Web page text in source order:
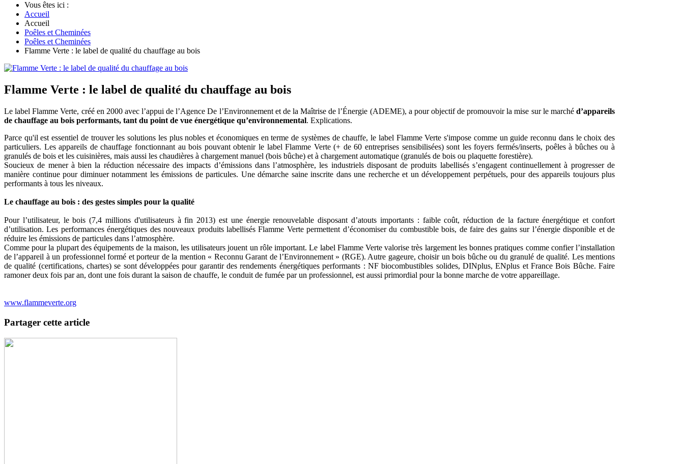
Vous êtes ici :
Accueil
Accueil
Poêles et Cheminées
Poêles et Cheminées
Flamme Verte : le label de qualité du chauffage au bois
Flamme Verte : le label de qualité du chauffage au bois
Le label Flamme Verte, créé en 2000 avec l’appui de l’Agence De l’Environnement et de la Maîtrise de l’Énergie (ADEME), a pour objectif de promouvoir la mise sur le marché d’appareils
de chauffage au bois performants, tant du point de vue énergétique qu’environnemental. Explications.
Parce qu'il est essentiel de trouver les solutions les plus nobles et économiques en terme de systèmes de chauffe, le label Flamme Verte s'impose comme un guide reconnu dans le choix des
particuliers. Les appareils de chauffage fonctionnant au bois pouvant obtenir le label Flamme Verte (+ de 60 entreprises sensibilisées) sont les foyers fermés/inserts, poêles à bûches ou à
granulés de bois et les cuisinières, mais aussi les chaudières à chargement manuel (bois bûche) et à chargement automatique (granulés de bois ou plaquette forestière).
Soucieux de mener à bien la réduction nécessaire des impacts d’émissions dans l’atmosphère, les industriels disposant de produits labellisés s’engagent continuellement à progresser de
manière continue pour diminuer notamment les émissions de particules. Une démarche saine inscrite dans une recherche et un développement perpétuels, pour des appareils toujours plus
performants à tous les niveaux.
Le chauffage au bois : des gestes simples pour la qualité
Pour l’utilisateur, le bois (7,4 millions d'utilisateurs à fin 2013) est une énergie renouvelable disposant d’atouts importants : faible coût, réduction de la facture énergétique et confort
d’utilisation. Les performances énergétiques des nouveaux produits labellisés Flamme Verte permettent d’économiser du combustible bois, de faire des gains sur l’énergie disponible et de
réduire les émissions de particules dans l’atmosphère.
Comme pour la plupart des équipements de la maison, les utilisateurs jouent un rôle important. Le label Flamme Verte valorise très largement les bonnes pratiques comme confier l’installation
de l’appareil à un professionnel formé et porteur de la mention « Reconnu Garant de l’Environnement » (RGE). Autre gageure, choisir un bois bûche ou du granulé de qualité. Les mentions
de qualité (certifications, chartes) se sont développées pour garantir des rendements énergétiques performants : NF biocombustibles solides, DINplus, ENplus et France Bois Bûche. Faire
ramoner deux fois par an, dont une fois durant la saison de chauffe, le conduit de fumée par un professionnel, est aussi primordial pour la bonne marche de votre appareillage.
www.flammeverte.org
Partager cette article